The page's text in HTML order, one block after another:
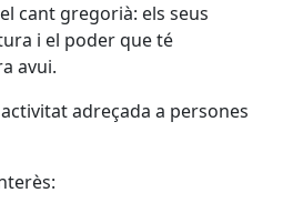
cant gregorià: els seus
i el poder que té
avui.
adreçada a persones